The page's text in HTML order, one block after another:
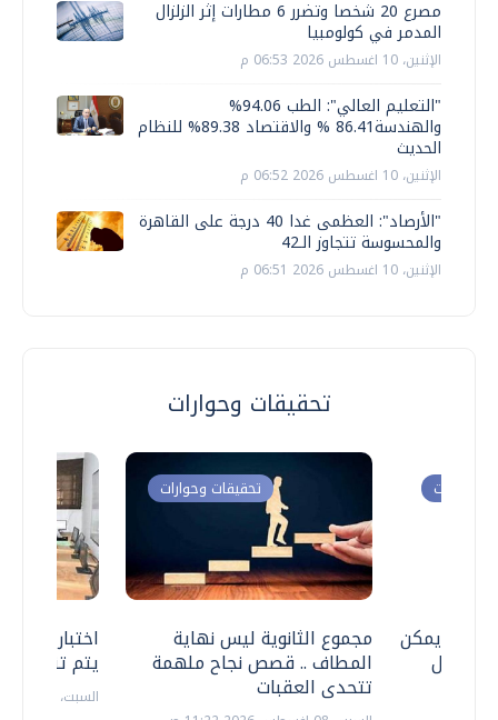
مصرع 20 شخصا وتضرر 6 مطارات إثر الزلزال
المدمر في كولومبيا
الإثنين، 10 اغسطس 2026 06:53 م
"التعليم العالي": الطب 94.06%
والهندسة86.41 % والاقتصاد 89.38% للنظام
الحديث
الإثنين، 10 اغسطس 2026 06:52 م
"الأرصاد": العظمى غدا 40 درجة على القاهرة
والمحسوسة تتجاوز الـ42
الإثنين، 10 اغسطس 2026 06:51 م
تحقيقات وحوارات
اختبارات
يتم
السبت، 18 يوليو 2026 09:22 ص
تحقيقات وحوارات
مجموع الثانوية ليس نهاية
المطاف .. قصص نجاح ملهمة
تتحدى العقبات
وحوارات
.. هل يمكن
نتعامل